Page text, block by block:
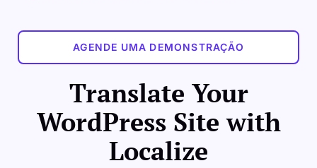
Translate Your
WordPress Site with
Localize
AGENDE UMA DEMONSTRAÇÃO